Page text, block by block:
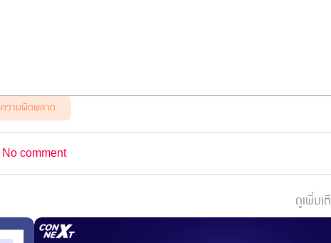
ความผิดพลาด
No comment
ดูเพิ่มเ